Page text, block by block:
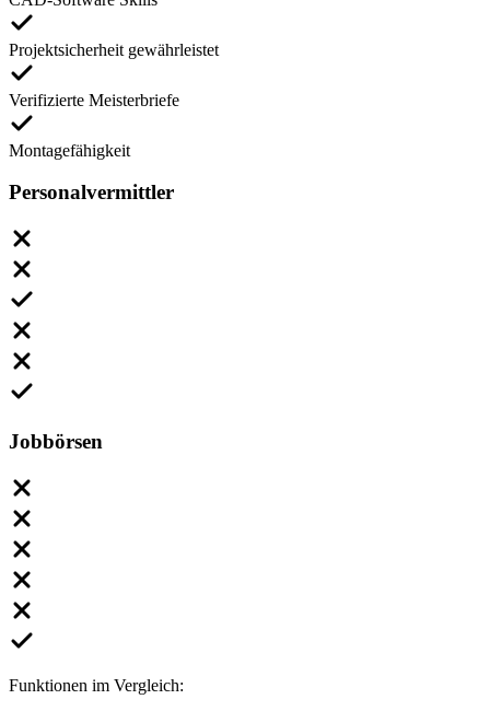
Projektsicherheit gewährleistet
Verifizierte Meisterbriefe
Montagefähigkeit
Personalvermittler
Jobbörsen
Funktionen im Vergleich: